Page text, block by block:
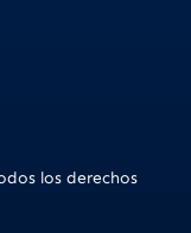
los derechos